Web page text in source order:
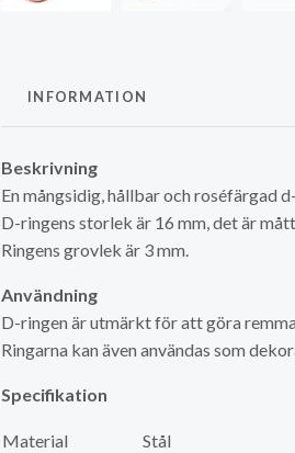
INFORMATION
Beskrivning
En mångsidig, hållbar och roséfärgad
D-ringens storlek är 16 mm, det är
Ringens grovlek är 3 mm.
Användning
D-ringen är utmärkt för att göra
Ringarna kan även användas som
Specifikation
Material
Stål